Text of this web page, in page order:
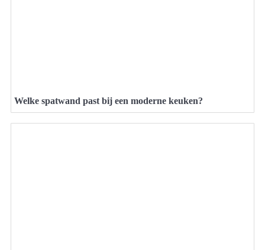
Welke spatwand past bij een moderne keuken?